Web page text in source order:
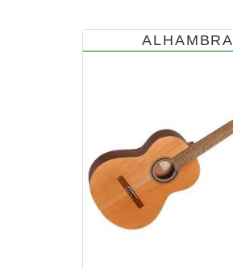
ALHAMBRA